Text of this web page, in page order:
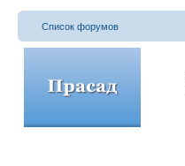
Список форумов